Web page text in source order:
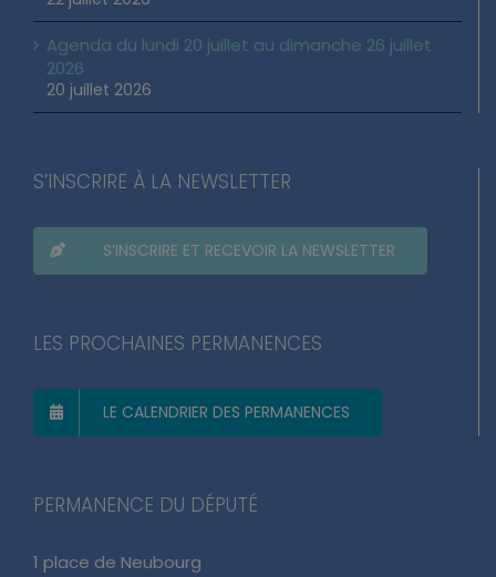
22 juillet 2026
Agenda du lundi 20 juillet au dimanche 26 juillet
2026
20 juillet 2026
S’INSCRIRE ET RECEVOIR LA NEWSLETTER
LE CALENDRIER DES PERMANENCES